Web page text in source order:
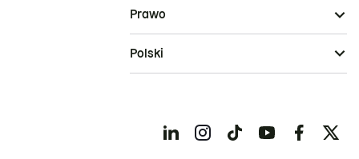
Prawo
Polski